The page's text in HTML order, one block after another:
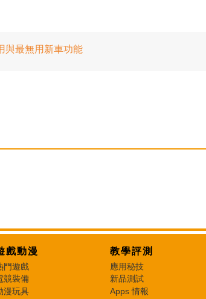
與最無用新車功能
戲動漫
門遊戲
競裝備
漫玩具
教學評測
應用秘技
新品測試
Apps 情報